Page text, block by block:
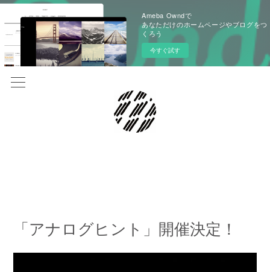
Ameba Owndで
あなただけのホームページやブログをつ
くろう
今すぐ試す
「アナログヒント」開催決定！